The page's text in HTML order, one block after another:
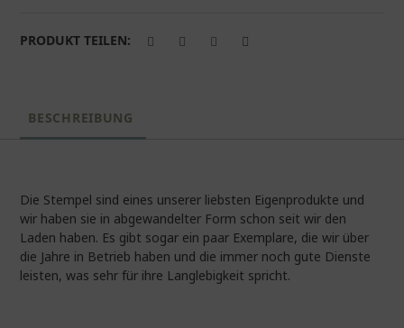
PRODUKT TEILEN:
BESCHREIBUNG
Die Stempel sind eines unserer liebsten Eigenprodukte und
wir haben sie in abgewandelter Form schon seit wir den
Laden haben. Es gibt sogar ein paar Exemplare, die wir über
die Jahre in Betrieb haben und die immer noch gute Dienste
leisten, was sehr für ihre Langlebigkeit spricht.